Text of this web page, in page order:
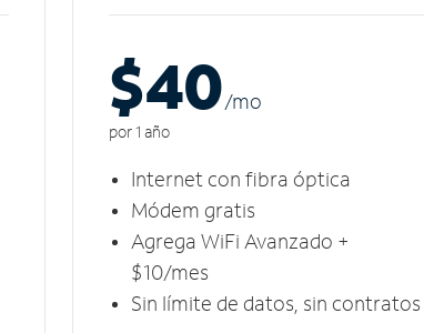
$40/mo
por 1 año
Internet con fibra óptica
Módem gratis
Agrega WiFi Avanzado +
$10/mes
Sin límite de datos, sin contratos